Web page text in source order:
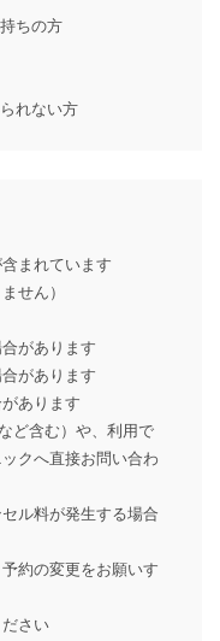
ちの方
れない方
まれています
せん）
があります
があります
あります
ど含む）や、利用で
クへ直接お問い合わ
ル料が発生する場合
約の変更をお願いす
さい